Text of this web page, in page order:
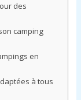
des
camping
en
à tous